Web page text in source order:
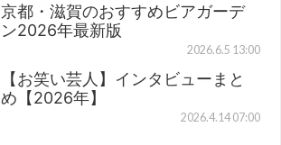
京都・滋賀のおすすめビアガーデ
ン2026年最新版
2026.6.5 13:00
【お笑い芸人】インタビューまと
め【2026年】
2026.4.14 07:00